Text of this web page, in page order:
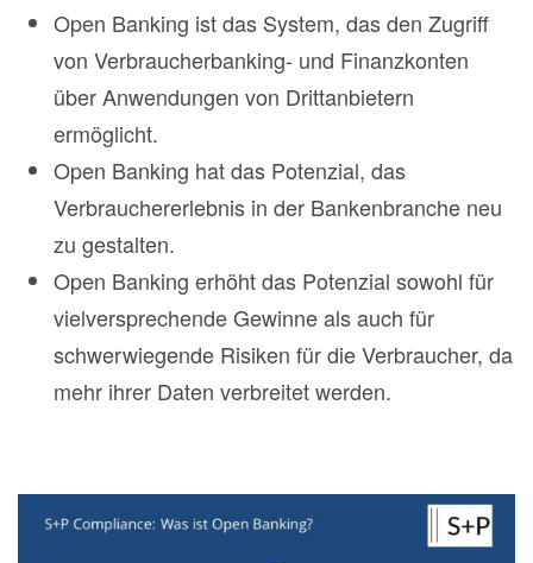
Open Banking ist das System, das den Zugriff
von Verbraucherbanking- und Finanzkonten
über Anwendungen von Drittanbietern
ermöglicht.
Open Banking hat das Potenzial, das
Verbrauchererlebnis in der Bankenbranche neu
zu gestalten.
Open Banking erhöht das Potenzial sowohl für
vielversprechende Gewinne als auch für
schwerwiegende Risiken für die Verbraucher, da
mehr ihrer Daten verbreitet werden.